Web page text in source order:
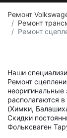
Ремонт
Ремонт
Ремонт
Наши
Ремонт
неоригинальные
располагаются
(Химки,
Скидки
Фольксваген